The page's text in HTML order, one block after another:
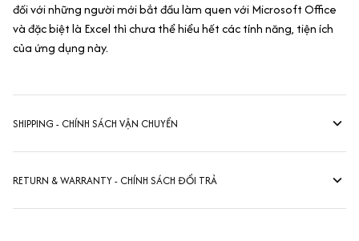
đối với những người mới bắt đầu làm quen với Microsoft Office
và đặc biệt là Excel thì chưa thể hiểu hết các tính năng, tiện ích
của ứng dụng này.
SHIPPING - CHÍNH SÁCH VẬN CHUYỂN
RETURN & WARRANTY - CHÍNH SÁCH ĐỔI TRẢ